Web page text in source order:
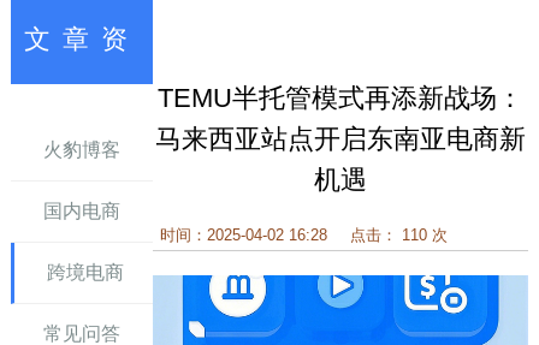
文章资
火豹博客
国内电商
跨境电商
常见问答
TEMU半托管模式再添新战场：
马来西亚站点开启东南亚电商新
机遇
时间：2025-04-02 16:28 点击： 110 次